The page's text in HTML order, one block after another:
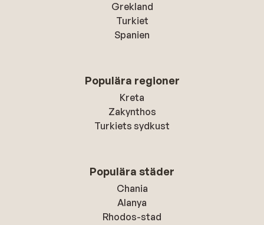
Grekland
Turkiet
Spanien
Populära regioner
Kreta
Zakynthos
Turkiets sydkust
Populära städer
Chania
Alanya
Rhodos-stad